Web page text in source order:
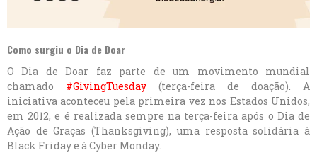
Como surgiu o Dia de Doar
O Dia de Doar faz parte de um movimento mundial
chamado #GivingTuesday (terça-feira de doação). A
iniciativa aconteceu pela primeira vez nos Estados Unidos,
em 2012, e é realizada sempre na terça-feira após o Dia de
Ação de Graças (Thanksgiving), uma resposta solidária à
Black Friday e à Cyber Monday.